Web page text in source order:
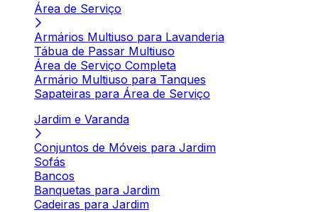
Área de Serviço
Armários Multiuso para Lavanderia
Tábua de Passar Multiuso
Área de Serviço Completa
Armário Multiuso para Tanques
Sapateiras para Área de Serviço
Jardim e Varanda
Conjuntos de Móveis para Jardim
Sofás
Bancos
Banquetas para Jardim
Cadeiras para Jardim